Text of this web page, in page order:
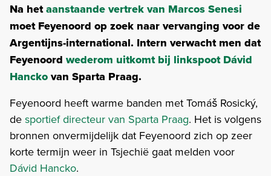
Na hetaanstaande vertrek van Marcos Senesi
moet Feyenoord op zoek naar vervanging voor de
Argentijns-international. Intern verwacht men dat
Feyenoord wederom uitkomt bij linkspoot Dávid
Hanckovan Sparta Praag.
Feyenoord heeft warme banden met Tomáš Rosický,
de sportief directeur van Sparta Praag. Het is volgens
bronnen onvermijdelijk dat Feyenoord zich op zeer
korte termijn weer in Tsjechië gaat melden voor
Dávid Hancko.